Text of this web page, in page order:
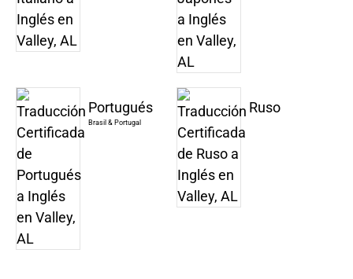
Portugués
Brasil & Portugal
Ruso